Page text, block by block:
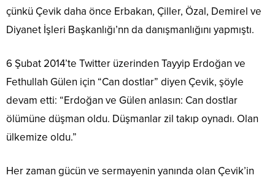
çünkü Çevik daha önce Erbakan, Çiller, Özal, Demirel ve
Diyanet İşleri Başkanlığı’nn da danışmanlığını yapmıştı.
6 Şubat 2014’te Twitter üzerinden Tayyip Erdoğan ve
Fethullah Gülen için “Can dostlar” diyen Çevik, şöyle
devam etti: “Erdoğan ve Gülen anlasın: Can dostlar
ölümüne düşman oldu. Düşmanlar zil takıp oynadı. Olan
ülkemize oldu.”
Her zaman gücün ve sermayenin yanında olan Çevik’in